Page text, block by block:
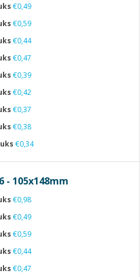
€0,49
€0,59
€0,44
€0,47
€0,39
€0,42
€0,37
€0,38
€0,34
- 105x148mm
€0,98
€0,49
€0,59
€0,44
€0,47